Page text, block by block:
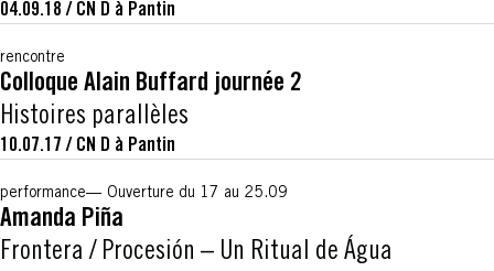
04.09.18 / CN D à Pantin
rencontre
Colloque Alain Buffard journée 2
Histoires parallèles
10.07.17 / CN D à Pantin
performance Ouverture du 17 au 25.09
Amanda Piña
Frontera / Procesión – Un Ritual de Água